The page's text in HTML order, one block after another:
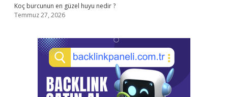
Koç burcunun en güzel huyu nedir ?
Temmuz 27, 2026